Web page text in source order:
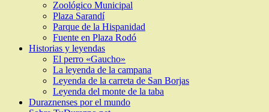
Zoológico Municipal
Plaza Sarandí
Parque de la Hispanidad
Fuente en Plaza Rodó
Historias y leyendas
El perro «Gaucho»
La leyenda de la campana
Leyenda de la carreta de San Borjas
Leyenda del monte de la taba
Duraznenses por el mundo